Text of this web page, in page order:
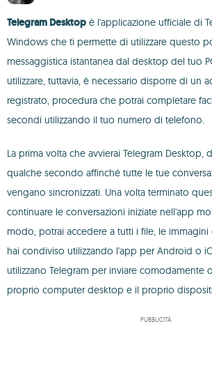
Telegram Desktop è l'applicazione ufficiale di
Windows che ti permette di utilizzare questo
messaggistica istantanea dal desktop del tuo
utilizzare, tuttavia, è necessario disporre di un
registrato, procedura che potrai completare
secondi utilizzando il tuo numero di telefono.
La prima volta che avvierai Telegram Desktop,
qualche secondo affinché tutte le tue
vengano sincronizzati. Una volta terminato
continuare le conversazioni iniziate nell'app
modo, potrai accedere a tutti i file, le
hai condiviso utilizzando l'app per Android o
utilizzano Telegram per inviare comodamente
proprio computer desktop e il proprio
PUBBLICITÀ